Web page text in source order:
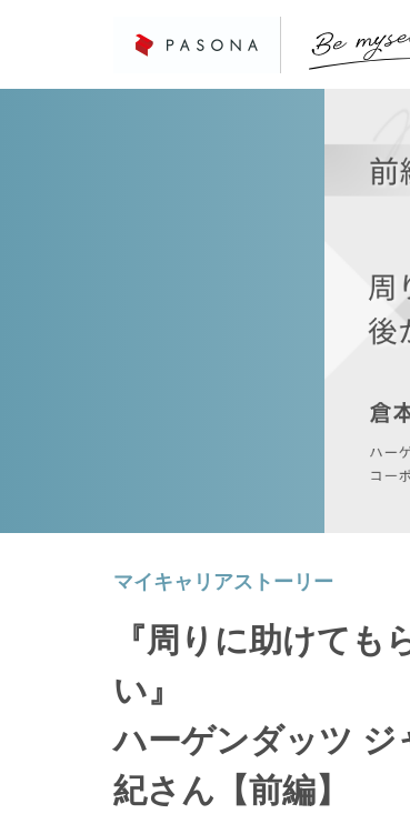
マイキャリアストーリー
『周りに助けて
い』
ハーゲンダッツ ジ
紀さん【前編】